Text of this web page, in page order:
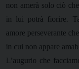
non amerà solo ciò
in lui potrà fiorire.
amore perseverante
in cui non appare
L’augurio che